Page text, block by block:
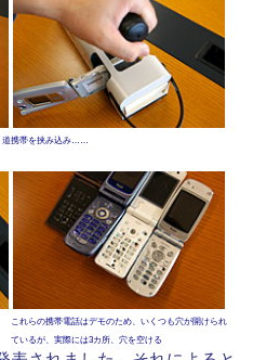
道携帯を挟み込み……
これらの携帯電話はデモのため、いくつも穴が開けられ
ているが、実際には3カ所、穴を空ける